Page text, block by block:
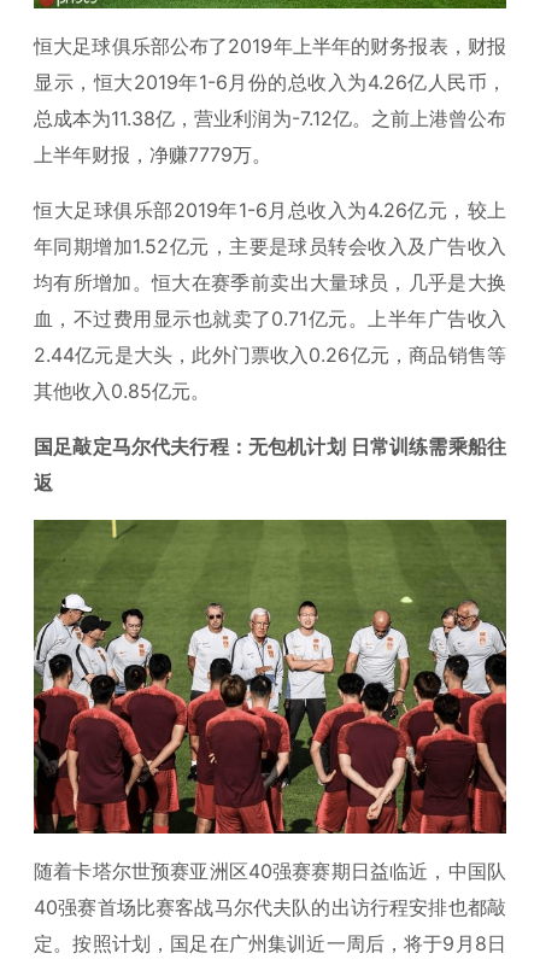
恒大足球俱乐部公布了2019年上半年的财务报表，财报
显示，恒大2019年1-6月份的总收入为4.26亿人民币，
总成本为11.38亿，营业利润为-7.12亿。之前上港曾公布
上半年财报，净赚7779万。
恒大足球俱乐部2019年1-6月总收入为4.26亿元，较上
年同期增加1.52亿元，主要是球员转会收入及广告收入
均有所增加。恒大在赛季前卖出大量球员，几乎是大换
血，不过费用显示也就卖了0.71亿元。上半年广告收入
2.44亿元是大头，此外门票收入0.26亿元，商品销售等
其他收入0.85亿元。
国足敲定马尔代夫行程：无包机计划 日常训练需乘船往
返
随着卡塔尔世预赛亚洲区40强赛赛期日益临近，中国队
40强赛首场比赛客战马尔代夫队的出访行程安排也都敲
定。按照计划，国足在广州集训近一周后，将于9月8日